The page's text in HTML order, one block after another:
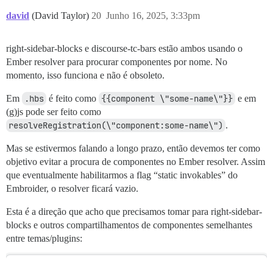
david (David Taylor) Junho 16, 2025, 3:33pm
20
right-sidebar-blocks e discourse-tc-bars estão ambos usando o
Ember resolver para procurar componentes por nome. No
momento, isso funciona e não é obsoleto.
Em .hbs é feito como {{component \"some-name\"}} e em
(g)js pode ser feito como
resolveRegistration(\"component:some-name\") .
Mas se estivermos falando a longo prazo, então devemos ter como
objetivo evitar a procura de componentes no Ember resolver. Assim
que eventualmente habilitarmos a flag “static invokables” do
Embroider, o resolver ficará vazio.
Esta é a direção que acho que precisamos tomar para right-sidebar-
blocks e outros compartilhamentos de componentes semelhantes
entre temas/plugins: